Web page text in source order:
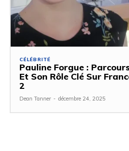
CÉLÉBRITÉ
Pauline Forgue :
Et Son Rôle Clé Sur
2
Dean Tanner - décembre 24, 2025